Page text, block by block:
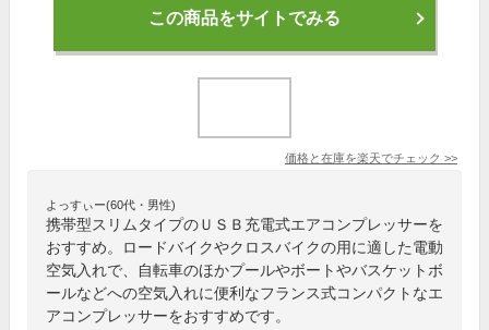
この商品をサイトでみる
価格と在庫を楽天でチェック >>
よっすぃー(60代・男性)
携帯型スリムタイプのＵＳＢ充電式エアコンプレッサーを
おすすめ。ロードバイクやクロスバイクの用に適した電動
空気入れで、自転車のほかプールやボートやバスケットボ
ールなどへの空気入れに便利なフランス式コンパクトなエ
アコンプレッサーをおすすめです。